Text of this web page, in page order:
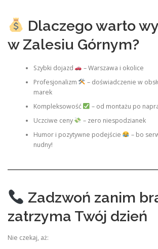
Dlaczego warto
w Zalesiu Górnym?
Szybki dojazd
– Warszawa i okolice
Profesjonalizm
– doświadczenie w
marek
Kompleksowość
– od montażu po
Uczciwe ceny
– zero niespodzianek
Humor i pozytywne podejście
– bo
nudny!
Zadzwoń zanim
zatrzyma Twój dzień
Nie czekaj, aż: